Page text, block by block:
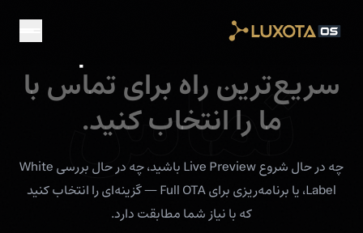
تماس
بیایید صحبت کنیم.
سریع‌ترین راه برای تماس با
ما را انتخاب کنید.
چه در حال شروع Live Preview باشید، چه در حال بررسی White
Label، یا برنامه‌ریزی برای Full OTA — گزینه‌ای را انتخاب کنید
که با نیاز شما مطابقت دارد.